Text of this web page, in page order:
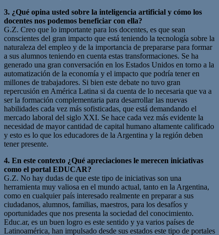
3. ¿Qué opina usted sobre la inteligencia artificial y cómo los
docentes nos podemos beneficiar con ella?
G.Z. Creo que lo importante para los docentes, es que sean
conscientes del gran impacto que está teniendo la tecnología sobre la
naturaleza del empleo y de la importancia de prepararse para formar
a sus alumnos teniendo en cuenta estas transformaciones. Se ha
generado una gran conversación en los Estados Unidos en torno a la
automatización de la economía y el impacto que podría tener en
millones de trabajadores. Si bien este debate no tuvo gran
repercusión en América Latina si da cuenta de lo necesaria que va a
ser la formación complementaria para desarrollar las nuevas
habilidades cada vez más sofisticadas, que está demandando el
mercado laboral del siglo XXI. Se hace cada vez más evidente la
necesidad de mayor cantidad de capital humano altamente calificado
y esto es lo que los educadores de la Argentina y la región deben
tener presente.
4. En este contexto ¿Qué apreciaciones le merecen iniciativas
como el portal EDUCAR?
G.Z. No hay dudas de que este tipo de iniciativas son una
herramienta muy valiosa en el mundo actual, tanto en la Argentina,
como en cualquier país interesado realmente en preparar a sus
ciudadanos, alumnos, familias, maestros, para los desafíos y
oportunidades que nos presenta la sociedad del conocimiento.
Educ.ar, es un buen logro es este sentido y ya varios países de
Latinoamérica, han impulsado desde sus estados este tipo de portales